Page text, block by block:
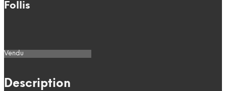
Follis
Vendu
Description